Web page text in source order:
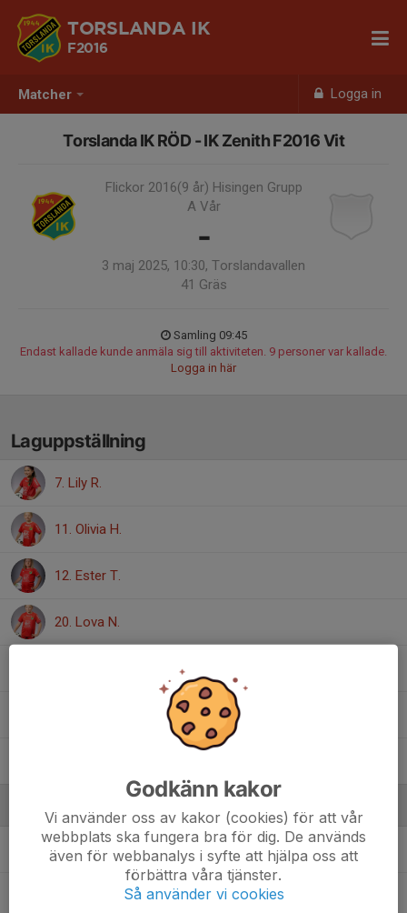
Matcher Logga in
TORSLANDA IK
F2016
Torslanda IK RÖD - IK Zenith F2016 Vit
Flickor 2016(9 år) Hisingen Grupp
A Vår
-
3 maj 2025, 10:30, Torslandavallen
41 Gräs
Samling 09:45
Endast kallade kunde anmäla sig till aktiviteten. 9 personer var kallade.
Logga in här
Laguppställning
7. Lily R.
11. Olivia H.
12. Ester T.
20. Lova N.
Ledare
Magnus NordströmTränare- Matchansvarig
Max RasperLedare
Godkänn kakor
Vi använder oss av kakor (cookies) för att vår
webbplats ska fungera bra för dig. De används
även för webbanalys i syfte att hjälpa oss att
förbättra våra tjänster.
Så använder vi cookies